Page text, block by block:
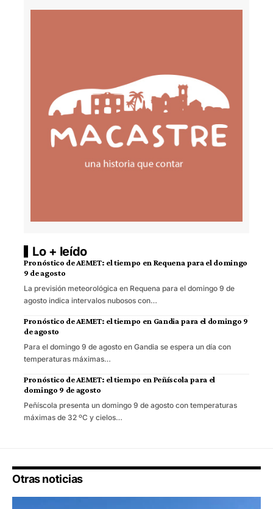
Lo + leído
Pronóstico de AEMET: el tiempo en Requena para el domingo
9 de agosto
La previsión meteorológica en Requena para el domingo 9 de
agosto indica intervalos nubosos con…
Pronóstico de AEMET: el tiempo en Gandia para el domingo 9
de agosto
Para el domingo 9 de agosto en Gandia se espera un día con
temperaturas máximas…
Pronóstico de AEMET: el tiempo en Peñíscola para el
domingo 9 de agosto
Peñíscola presenta un domingo 9 de agosto con temperaturas
máximas de 32 ºC y cielos…
Otras noticias